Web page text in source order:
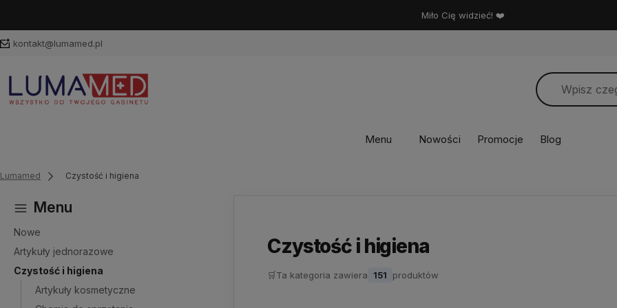
Miło Cię widzieć! ❤️
kontakt@lumamed.pl
Menu Nowości Promocje Blog
Lumamed Czystość i higiena
Menu
Nowe
Artykuły jednorazowe
Czystość i higiena
Artykuły kosmetyczne
Czystość i higiena
🛒Ta kategoria zawiera 151 produktów